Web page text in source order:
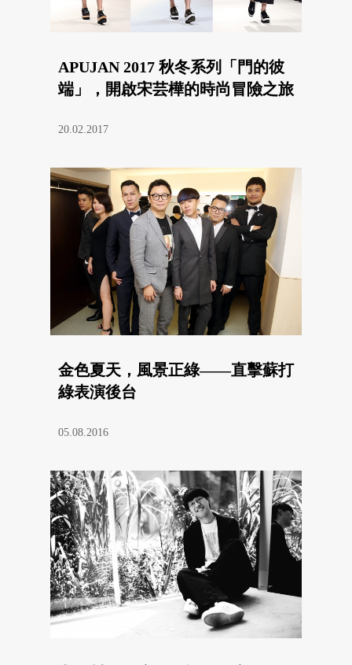
APUJAN 2017 秋冬系列「門的彼
端」，開啟宋芸樺的時尚冒險之旅
20.02.2017
金色夏天，風景正綠——直擊蘇打
綠表演後台
05.08.2016